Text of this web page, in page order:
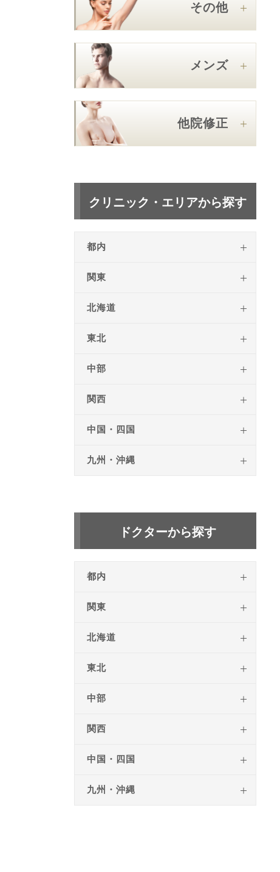
その他
メンズ
他院修正
クリニック・エリアから探す
都内
関東
北海道
東北
中部
関西
中国・四国
九州・沖縄
ドクターから探す
都内
関東
北海道
東北
中部
関西
中国・四国
九州・沖縄